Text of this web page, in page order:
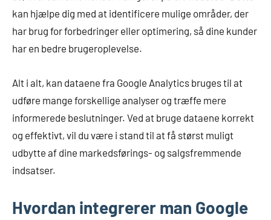
kan hjælpe dig med at identificere mulige områder, der
har brug for forbedringer eller optimering, så dine kunder
har en bedre brugeroplevelse.
Alt i alt, kan dataene fra Google Analytics bruges til at
udføre mange forskellige analyser og træffe mere
informerede beslutninger. Ved at bruge dataene korrekt
og effektivt, vil du være i stand til at få størst muligt
udbytte af dine markedsførings- og salgsfremmende
indsatser.
Hvordan integrerer man Google